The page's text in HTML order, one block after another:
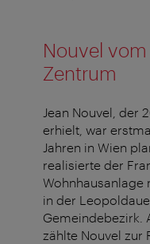
Nouvel
Zentrum
Jean Nouvel, der
erhielt, war
Jahren in Wien
realisierte der
Wohnhausanlage
in der
Gemeindebezirk.
zählte Nouvel zur